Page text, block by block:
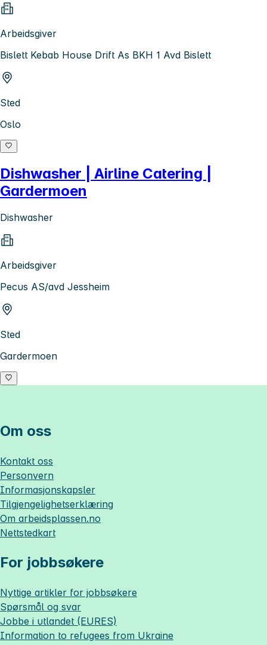
Arbeidsgiver
Bislett Kebab House Drift As BKH 1 Avd Bislett
Sted
Oslo
Dishwasher | Airline Catering |
Gardermoen
Dishwasher
Arbeidsgiver
Pecus AS/avd Jessheim
Sted
Gardermoen
Om oss
Kontakt oss
Personvern
Informasjonskapsler
Tilgjengelighetserklæring
Om arbeidsplassen.no
Nettstedkart
For jobbsøkere
Nyttige artikler for jobbsøkere
Spørsmål og svar
Jobbe i utlandet (EURES)
Information to refugees from Ukraine